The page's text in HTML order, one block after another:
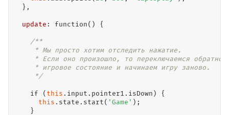
  },
update : function () {
/**
     * Мы просто хотим отследить нажатие.
* Если оно произошло, то переключаемся обратно
     * игровое состояние и начинаем игру заново.
     */
if ( this .input.pointer1.isDown) {
this .state. start ( 'Game' );
    }